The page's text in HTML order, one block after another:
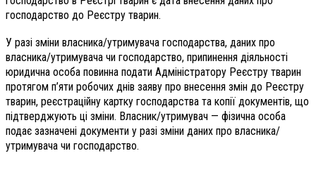
господарство до Реєстру тварин.
У разі зміни власника/утримувача господарства, даних про
власника/утримувача чи господарство, припинення діяльності
юридична особа повинна подати Адміністратору Реєстру тварин
протягом п’яти робочих днів заяву про внесення змін до Реєстру
тварин, реєстраційну картку господарства та копії документів, що
підтверджують ці зміни. Власник/утримувач — фізична особа
подає зазначені документи у разі зміни даних про власника/
утримувача чи господарство.